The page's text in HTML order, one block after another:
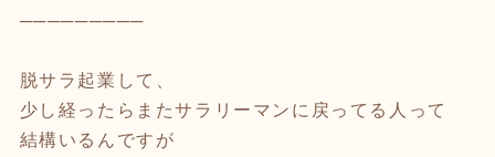
─────────
脱サラ起業して、
少し経ったらまたサラリーマンに戻ってる人って
結構いるんですが